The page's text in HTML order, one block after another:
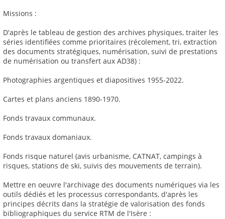
Missions :
D'après le tableau de gestion des archives physiques, traiter les
séries identifiées comme prioritaires (récolement, tri, extraction
des documents stratégiques, numérisation, suivi de prestations
de numérisation ou transfert aux AD38) :
Photographies argentiques et diapositives 1955-2022.
Cartes et plans anciens 1890-1970.
Fonds travaux communaux.
Fonds travaux domaniaux.
Fonds risque naturel (avis urbanisme, CATNAT, campings à
risques, stations de ski, suivis des mouvements de terrain).
Mettre en oeuvre l'archivage des documents numériques via les
outils dédiés et les processus correspondants, d'après les
principes décrits dans la stratégie de valorisation des fonds
bibliographiques du service RTM de l'Isère :